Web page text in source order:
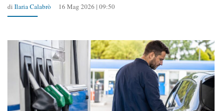
di Ilaria Calabrò 16 Mag 2026 | 09:50